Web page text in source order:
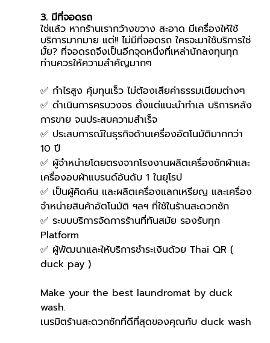
3. มีที่จอดรถ
ใช่แล้ว หากร้านเรากว้างขวาง สะอาด มีเครื่องให้ใช้
บริการมากมาย แต่!! ไม่มีที่จอดรถ ใครจะมาใช้บริการใช่
มั้ย? ที่จอดรถจึงเป็นอีกจุดหนึ่งที่เหล่านักลงทุนทุก
ท่านควรให้ความสำคัญมากๆ
✅ กำไรสูง คุ้มทุนเร็ว ไม่ต้องเสียค่าธรรมเนียมต่างๆ
✅ ดำเนินการครบวงจร ตั้งแต่แนะนำทำเล บริการหลัง
การขาย จนประสบความสำเร็จ
✅ ประสบการณ์ในธุรกิจด้านเครื่องอัตโนมัติมากกว่า
10 ปี
✅ ผู้จำหน่ายโดยตรงจากโรงงานผลิตเครื่องซักผ้าและ
เครื่องอบผ้าแบรนด์อันดับ 1 ในยุโรป
✅ เป็นผู้คิดค้น และผลิตเครื่องแลกเหรียญ และเครื่อง
จำหน่ายสินค้าอัตโนมัติ ฯลฯ ที่ใช้ในร้านสะดวกซัก
✅ ระบบบริการจัดการร้านที่ทันสมัย รองรับทุก
Platform
✅ ผู้พัฒนาและให้บริการชำระเงินด้วย Thai QR (
duck pay )
Make your the best laundromat by duck
wash.
เนรมิตร้านสะดวกซักที่ดีที่สุดของคุณกับ duck wash